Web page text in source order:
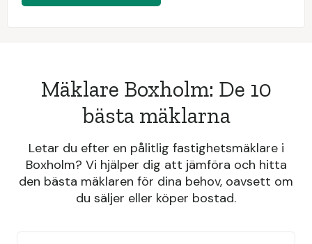
Mäklare Boxholm: De 10
bästa mäklarna
Letar du efter en pålitlig fastighetsmäklare i
Boxholm? Vi hjälper dig att jämföra och hitta
den bästa mäklaren för dina behov, oavsett om
du säljer eller köper bostad.